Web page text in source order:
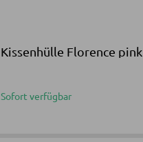
Kissenhülle Florence pink
Sofort verfügbar